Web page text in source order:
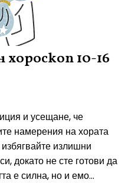
10-16
и усещане, че
намерения на хората
излишни
докато не сте готови да
е силна, но и емо...